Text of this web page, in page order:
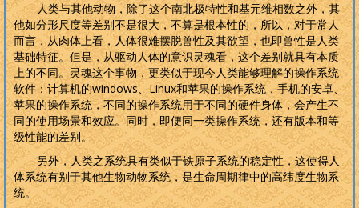
人类与其他动物，除了这个南北极特性和基元维相数之外，其
他如分形尺度等差别不是很大，不算是根本性的，所以，对于常人
而言，从肉体上看，人体很难摆脱兽性及其欲望，也即兽性是人类
基础特征。但是，从驱动人体的意识灵魂看，这个差别就具有本质
上的不同。灵魂这个事物，更类似于现今人类能够理解的操作系统
软件：计算机的windows、Linux和苹果的操作系统，手机的安卓、
苹果的操作系统，不同的操作系统用于不同的硬件身体，会产生不
同的使用场景和效应。同时，即便同一类操作系统，还有版本和等
级性能的差别。
另外，人类之系统具有类似于铁原子系统的稳定性，这使得人
体系统有别于其他生物动物系统，是生命周期律中的高纬度生物系
统。